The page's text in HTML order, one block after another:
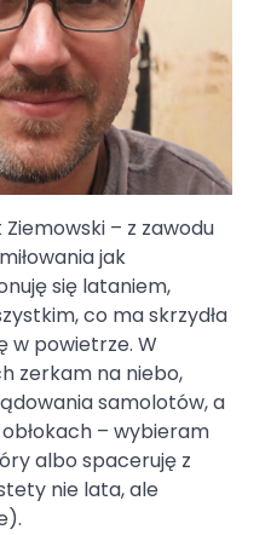
– z zawodu
jak
się lataniem,
co ma skrzydła
w powietrze. W
zerkam na niebo,
samolotów, a
– wybieram
albo spaceruję z
nie lata, ale